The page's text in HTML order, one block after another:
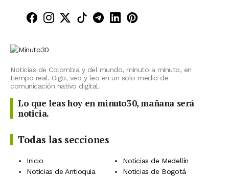
Minuto30 en Facebook
Minuto30 en Instagram
Minuto30 en X (Twitter)
Minuto30 en TikTok
Canal de Minuto30 en
Minuto30 en LinkedIn
Minuto30 en
Noticias de Colombia y del mundo, minuto a minuto, en
tiempo real. Oigo, veo y leo en un solo medio de
comunicación nativo digital.
Lo que leas hoy en minuto30, mañana será
noticia.
Todas las secciones
Inicio
Noticias de Medellín
Noticias de Antioquia
Noticias de Bogotá